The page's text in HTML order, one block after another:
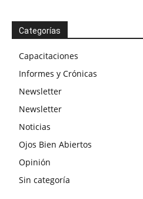
Categorías
Capacitaciones
Informes y Crónicas
Newsletter
Newsletter
Noticias
Ojos Bien Abiertos
Opinión
Sin categoría